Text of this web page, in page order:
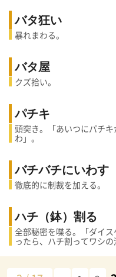
バタ狂い
暴れまわる。
バタ屋
クズ拾い。
パチキ
頭突き。「あいつにパチ
わ」。
バチバチにいわす
徹底的に制裁を加える。
ハチ（鉢）割る
全部秘密を喋る。「ダイ
ったら、ハチ割ってワシの